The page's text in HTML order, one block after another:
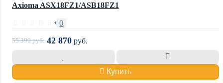
Axioma ASX18FZ1/ASB18FZ1
0
55 390руб. 42 870 руб.
Купить